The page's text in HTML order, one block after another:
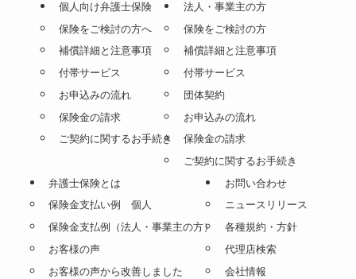
個人向け弁護士保険
保険をご検討の方へ
補償詳細と注意事項
付帯サービス
お申込みの流れ
保険金の請求
ご契約に関するお手続き
法人・事業主の方
保険をご検討の方
補償詳細と注意事項
付帯サービス
団体契約
お申込みの流れ
保険金の請求
ご契約に関するお手続き
弁護士保険とは
保険金支払い例 個人
保険金支払例（法人・事業主の方）
お客様の声
お客様の声から改善しました
お問い合わせ
ニュースリリース
各種規約・方針
代理店検索
会社情報